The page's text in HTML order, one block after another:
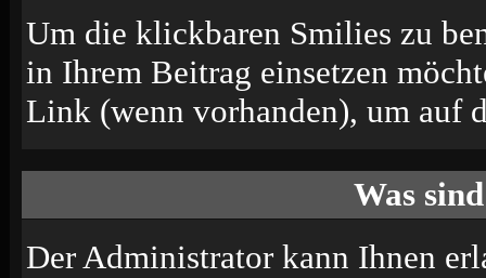
Um die klickbaren Smilies zu
in Ihrem Beitrag einsetzen
Link (wenn vorhanden), um auf
Was
Der Administrator kann Ihnen